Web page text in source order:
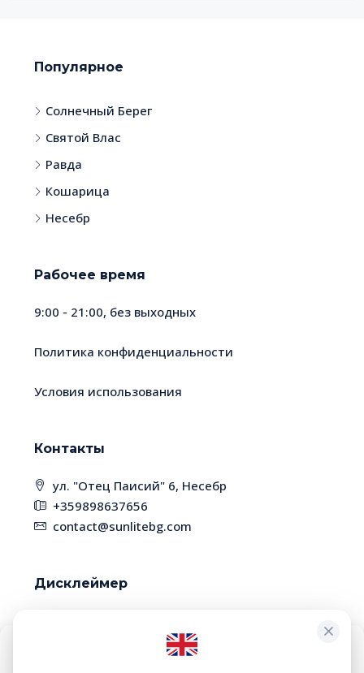
Чтобы обеспечить максимальное удобство, мы используем такие
Популярное
Солнечный Берег
Святой Влас
Равда
Кошарица
Несебр
Рабочее время
9:00 - 21:00, без выходных
Политика конфиденциальности
Условия использования
Контакты
ул. "Отец Паисий" 6, Несебр
+359898637656
contact@sunlitebg.com
Дисклеймер
некоторые объекты недвижимости могут быть
уже проданы. Пожалуйста, уточняйте наличие